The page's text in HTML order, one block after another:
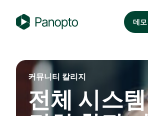
n
데
커뮤니티 칼리지
전체 시스